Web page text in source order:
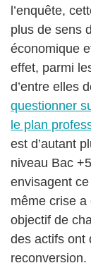
l’enquête,
plus de sens
économique
effet, parmi
d’entre elles
questionner
le plan
est d’autant
niveau Bac
envisagent
même crise
objectif de
des actifs ont
reconversion.